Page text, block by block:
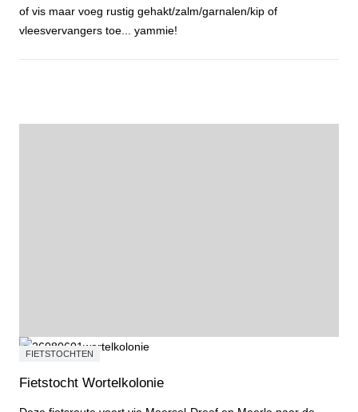
of vis maar voeg rustig gehakt/zalm/garnalen/kip of
vleesvervangers toe... yammie!
FIETSTOCHTEN
Fietstocht Wortelkolonie